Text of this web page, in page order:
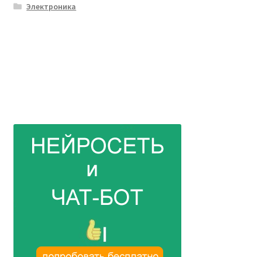
Электроника